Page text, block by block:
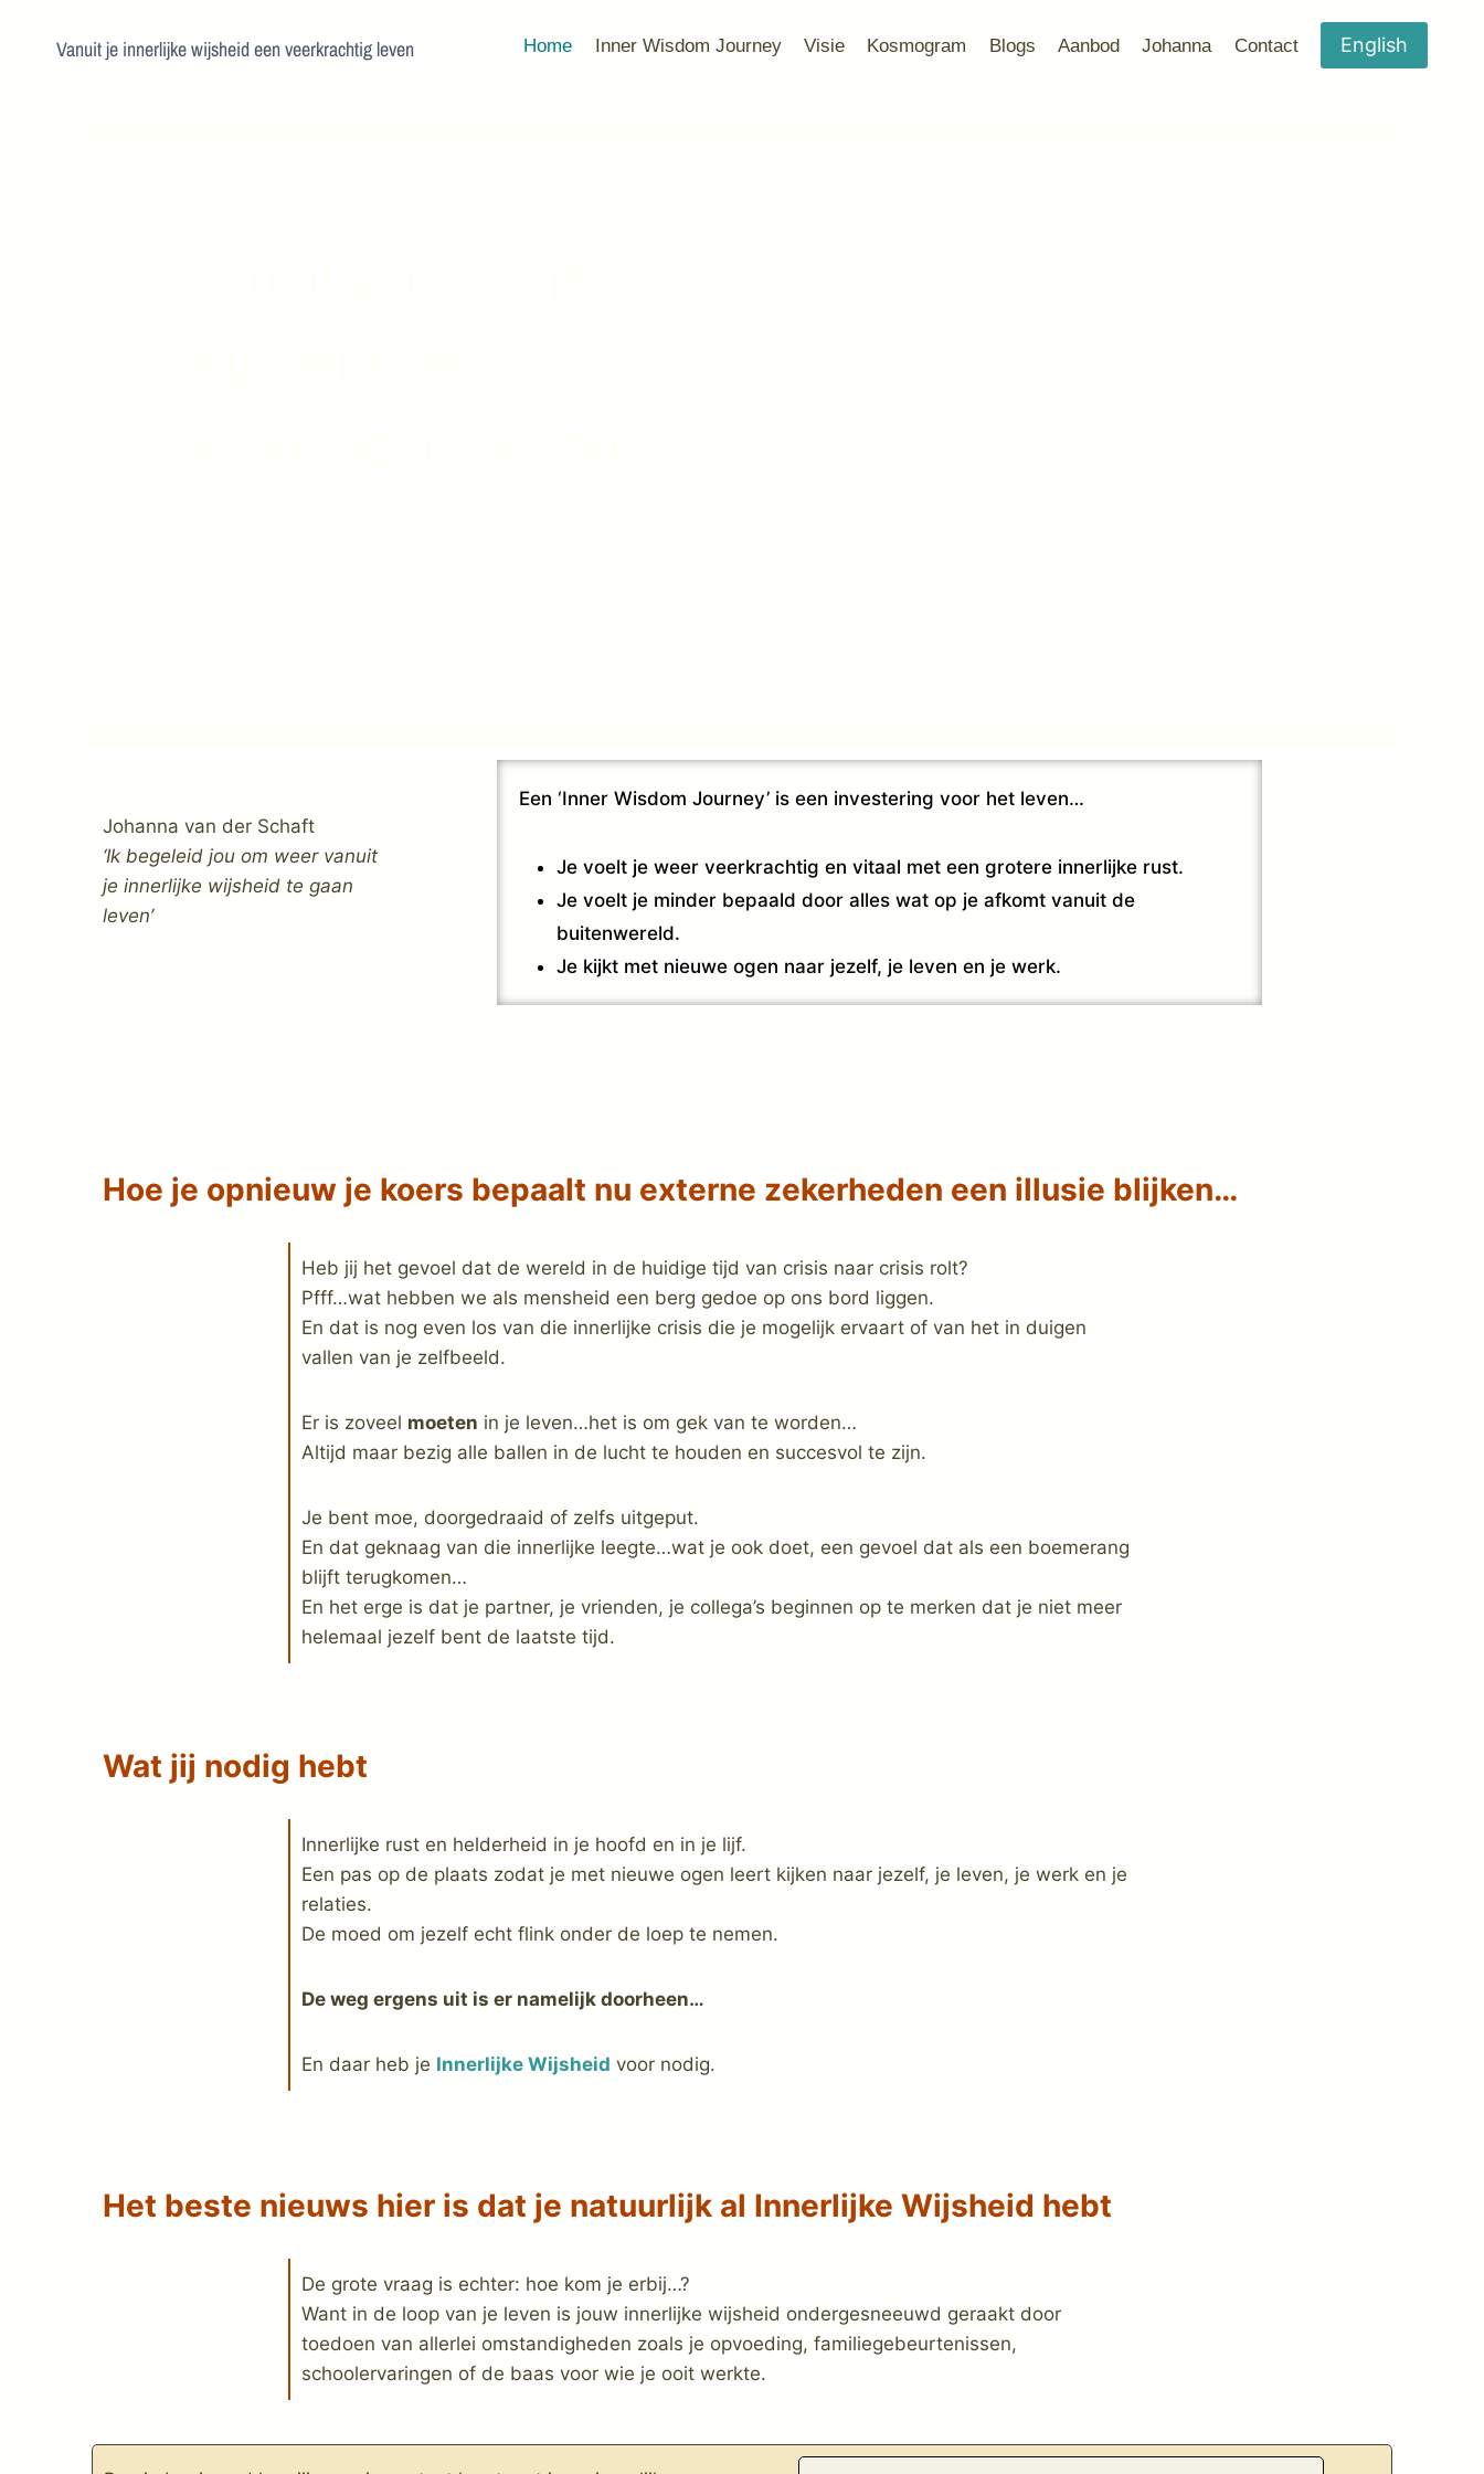
Vanuit je innerlijke wijsheid een veerkrachtig leven Home Inner Wisdom Journey Visie Kosmogram Blogs Aanbod Johanna Contact English
Johanna van der Schaft
‘Ik begeleid jou om weer vanuit
je innerlijke wijsheid te gaan
leven’
Een ‘Inner Wisdom Journey’ is een investering voor het leven…
Je voelt je weer veerkrachtig en vitaal met een grotere innerlijke rust.
Je voelt je minder bepaald door alles wat op je afkomt vanuit de
buitenwereld.
Je kijkt met nieuwe ogen naar jezelf, je leven en je werk.
Hoe je opnieuw je koers bepaalt nu externe zekerheden een illusie blijken…
Heb jij het gevoel dat de wereld in de huidige tijd van crisis naar crisis rolt?
Pfff…wat hebben we als mensheid een berg gedoe op ons bord liggen.
En dat is nog even los van die innerlijke crisis die je mogelijk ervaart of van het in duigen
vallen van je zelfbeeld.
Er is zoveel moeten in je leven…het is om gek van te worden…
Altijd maar bezig alle ballen in de lucht te houden en succesvol te zijn.
Je bent moe, doorgedraaid of zelfs uitgeput.
En dat geknaag van die innerlijke leegte…wat je ook doet, een gevoel dat als een boemerang
blijft terugkomen…
En het erge is dat je partner, je vrienden, je collega’s beginnen op te merken dat je niet meer
helemaal jezelf bent de laatste tijd.
Wat jij nodig hebt
Innerlijke rust en helderheid in je hoofd en in je lijf.
Een pas op de plaats zodat je met nieuwe ogen leert kijken naar jezelf, je leven, je werk en je
relaties.
De moed om jezelf echt flink onder de loep te nemen.
De weg ergens uit is er namelijk doorheen…
En daar heb je Innerlijke Wijsheid voor nodig.
Het beste nieuws hier is dat je natuurlijk al Innerlijke Wijsheid hebt
De grote vraag is echter: hoe kom je erbij…?
Want in de loop van je leven is jouw innerlijke wijsheid ondergesneeuwd geraakt door
toedoen van allerlei omstandigheden zoals je opvoeding, familiegebeurtenissen,
schoolervaringen of de baas voor wie je ooit werkte.